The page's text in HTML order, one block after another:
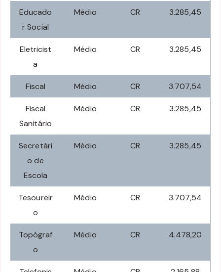
Educado
r Social
Médio CR 3.285,45
Eletricist
a
Médio CR 3.285,45
Fiscal Médio CR 3.707,54
Fiscal
Sanitário
Médio CR 3.285,45
Secretári
o de
Escola
Médio CR 3.285,45
Tesoureir
o
Médio CR 3.707,54
Topógraf
o
Médio CR 4.478,20